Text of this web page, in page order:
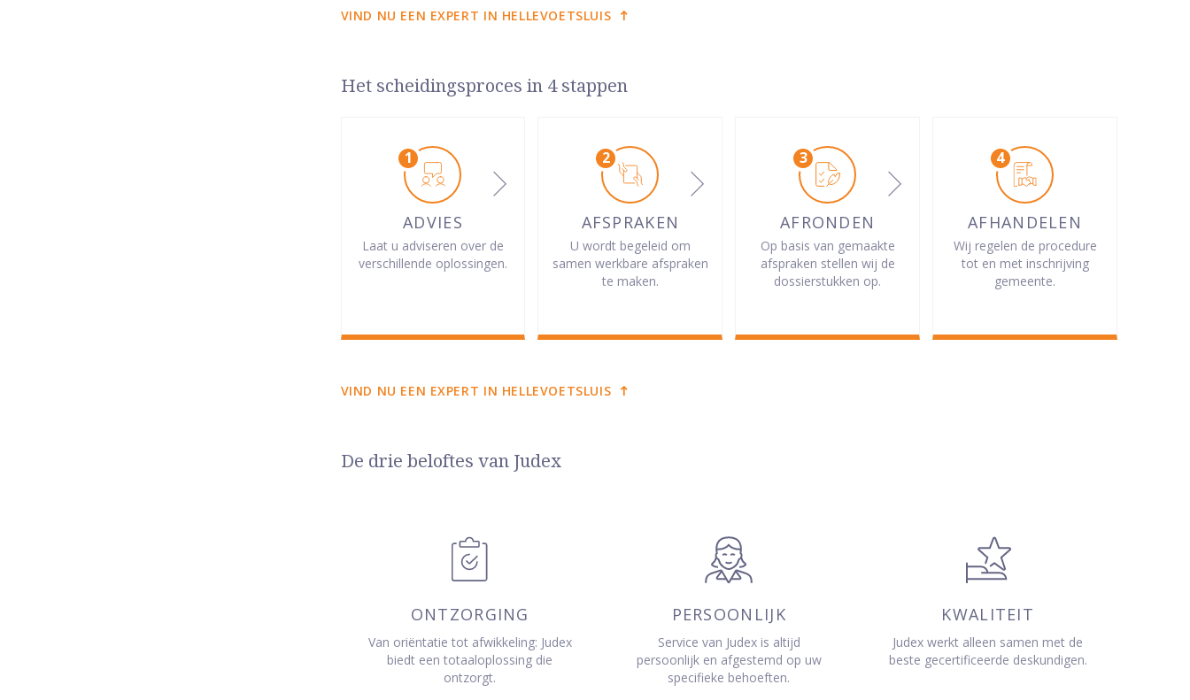
VIND NU EEN EXPERT IN HELLEVOETSLUIS
Het scheidingsproces in 4 stappen
ADVIES
Laat u adviseren over de
verschillende oplossingen.
AFSPRAKEN
U wordt begeleid om
samen werkbare afspraken
te maken.
AFRONDEN
Op basis van gemaakte
afspraken stellen wij de
dossierstukken op.
AFHANDELEN
Wij regelen de procedure
tot en met inschrijving
gemeente.
VIND NU EEN EXPERT IN HELLEVOETSLUIS
De drie beloftes van Judex
ONTZORGING
Van oriëntatie tot afwikkeling: Judex
biedt een totaaloplossing die
ontzorgt.
PERSOONLIJK
Service van Judex is altijd
persoonlijk en afgestemd op uw
specifieke behoeften.
KWALITEIT
Judex werkt alleen samen met de
beste gecertificeerde deskundigen.